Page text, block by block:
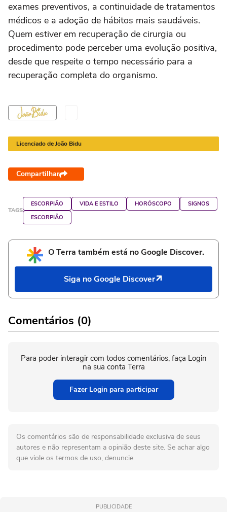
exames preventivos, a continuidade de tratamentos
médicos e a adoção de hábitos mais saudáveis.
Quem estiver em recuperação de cirurgia ou
procedimento pode perceber uma evolução positiva,
desde que respeite o tempo necessário para a
recuperação completa do organismo.
Licenciado de João Bidu
Compartilhar
TAGS
ESCORPIÃO VIDA E ESTILO HORÓSCOPO
SIGNOS
ESCORPIÃO
O Terra também está no Google Discover.
Siga no Google Discover
Comentários (0)
Para poder interagir com todos comentários, faça Login
na sua conta Terra
Fazer Login para participar
Os comentários são de responsabilidade exclusiva de seus
autores e não representam a opinião deste site. Se achar algo
que viole os termos de uso, denuncie.
PUBLICIDADE